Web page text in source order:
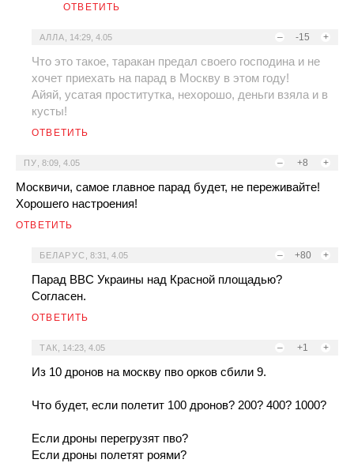
ОТВЕТИТЬ
– -15 +
АЛЛА 14:29, 4.05
Что это такое, таракан предал своего господина и не
хочет приехать на парад в Москву в этом году!
Айяй, усатая проститутка, нехорошо, деньги взяла и в
кусты!
ОТВЕТИТЬ
– +8 +
ПУ ,8:09, 4.05
Москвичи, самое главное парад будет, не переживайте!
Хорошего настроения!
ОТВЕТИТЬ
– +80 +
БЕЛАРУС 8:31, 4.05
Парад ВВС Украины над Красной площадью?
Согласен.
ОТВЕТИТЬ
– +1 +
ТАК 14:23, 4.05
Из 10 дронов на москву пво орков сбили 9.
Что будет, если полетит 100 дронов? 200? 400? 1000?
Если дроны перегрузят пво?
Если дроны полетят роями?